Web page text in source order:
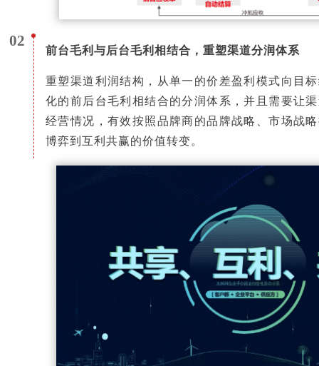
02
前台毛利与后台毛利相结合，重塑渠道分润体系
重塑渠道利润结构，从单一的价差盈利模式向目
化的前后台毛利相结合的分润体系，并且需要让
经营情况，有效按照品牌商的品牌战略、市场战
博弈到互利共赢的价值转变。